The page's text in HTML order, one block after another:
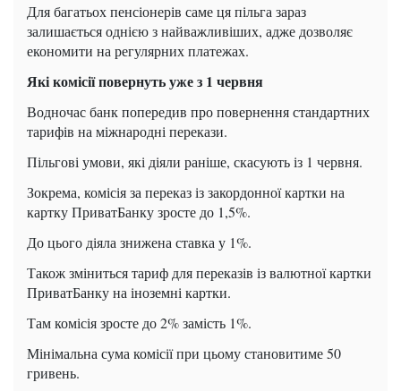
Для багатьох пенсіонерів саме ця пільга зараз
залишається однією з найважливіших, адже дозволяє
економити на регулярних платежах.
Які комісії повернуть уже з 1 червня
Водночас банк попередив про повернення стандартних
тарифів на міжнародні перекази.
Пільгові умови, які діяли раніше, скасують із 1 червня.
Зокрема, комісія за переказ із закордонної картки на
картку ПриватБанку зросте до 1,5%.
До цього діяла знижена ставка у 1%.
Також зміниться тариф для переказів із валютної картки
ПриватБанку на іноземні картки.
Там комісія зросте до 2% замість 1%.
Мінімальна сума комісії при цьому становитиме 50
гривень.